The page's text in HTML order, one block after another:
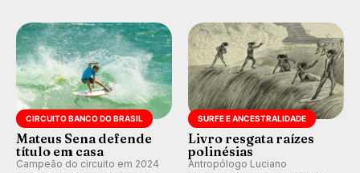
km/h em Itanhaém.
CIRCUITO BANCO DO BRASIL
Mateus Sena defende
título em casa
Campeão do circuito em 2024
SURFE E ANCESTRALIDADE
Livro resgata raízes
polinésias
Antropólogo Luciano